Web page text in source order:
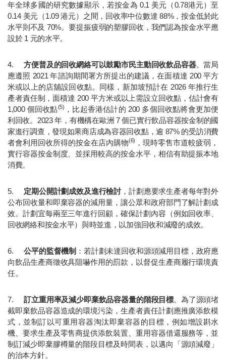
年全球多國的研究數據顯示，若按金為 0.1 美元（0.78港元）至
0.14 美元（1.09 港元）之間，回收率中位數達 88%，按金低於此
水平則不及 70%。要提振疲弱的塑膠回收，我們認為按金水平應
設於 1 元的水平。
4. 方便普及的回收網絡可以鼓勵市民主動回收飲品容器。當局
應遵照 2021 年諮詢期間署方所提出的建議，在面積達 200 平方
米或以上的店舖設回收點。同樣，新加坡預計在 2026 年推行生
產者責任制，面積達 200 平方米或以上需設立回收點，估計會有
1,000 個回收點(5) ，比起香港估計的 200 多個回收點將會更加便
利回收。2023 年，有機構在歐洲 7 個已實行飲品容器按金制的國
家進行調查，發現如果商店成為容器回收點，逾 87% 的受訪消費
者會利用回收所得的按金在店內購物(6) ，現時零售市道較疲弱，
實行容器按金制度、並採用較高的按金水平，相信有助提振本地
消費。
定期公開計劃成效及進行檢討，計劃應要求生產者每年對外
公布回收量和即棄容器的減用量，讓公眾和政府部門了解計劃成
效。計劃宜每兩至三年進行回顧，確保計劃內容（例如回收率、
回收網絡和按金水平）與時並進，以加強回收和減廢的成效。
6. 公平的監督機制 ：若計劃未達回收和源頭減用目標，政府應
向飲品生產商徵收具阻嚇作用的罰款，以督促生產商履行環境責
任。
7. 訂立重用率及減少即棄飲品容器量的階段目標。為了源頭堵
截即棄飲品容器造成的環境污染，生產者責任計劃應推廣添飲模
式，並制訂以可重用容器淘汰即棄容器的目標，例如增設斟水
機、要求生產及零售商提供添飲裝置、重用容器借還服務等，並
制訂減少即棄膠樽量的階段目標及時間表，以邁向「源頭減廢」
的治本方針。